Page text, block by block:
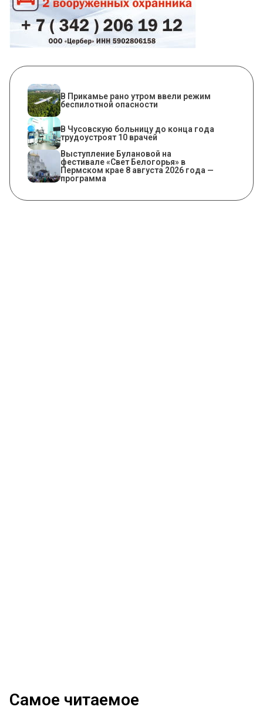
​В Прикамье рано утром ввели режим
беспилотной опасности
В Чусовскую больницу до конца года
трудоустроят 10 врачей
Выступление Булановой на
фестивале «Свет Белогорья» в
Пермском крае 8 августа 2026 года —
программа
Самое читаемое